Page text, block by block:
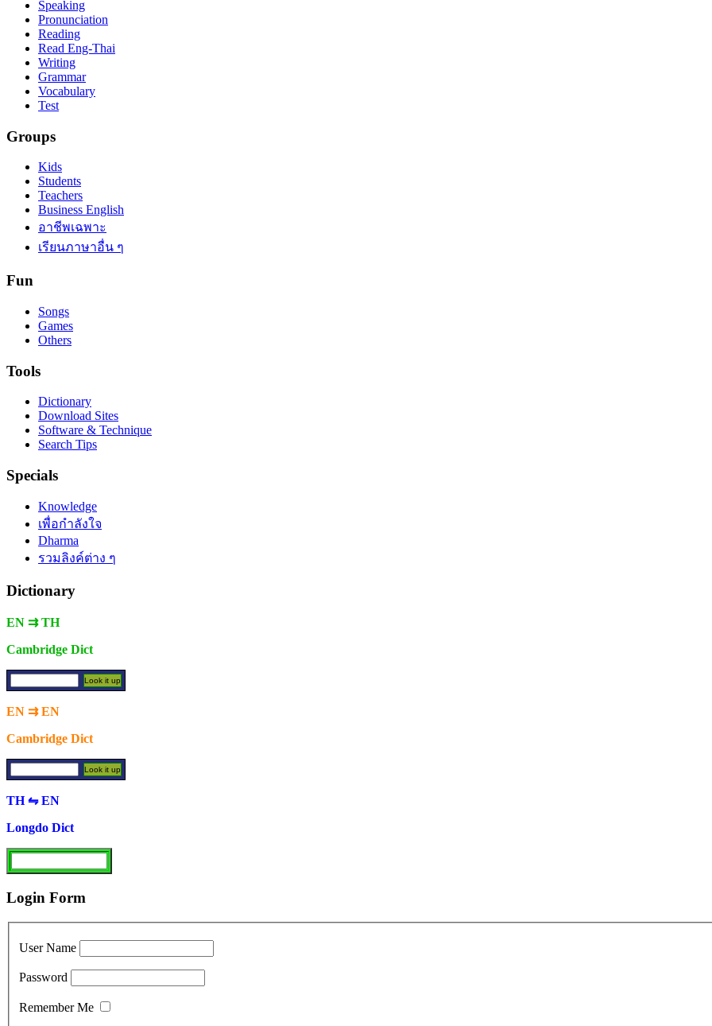
Speaking
Pronunciation
Reading
Read Eng-Thai
Writing
Grammar
Vocabulary
Test
Groups
Kids
Students
Teachers
Business English
อาชีพเฉพาะ
เรียนภาษาอื่น ๆ
Fun
Songs
Games
Others
Tools
Dictionary
Download Sites
Software & Technique
Search Tips
Specials
Knowledge
เพื่อกำลังใจ
Dharma
รวมลิงค์ต่าง ๆ
Dictionary
EN ⇉ TH
Cambridge Dict
EN ⇉ EN
Cambridge Dict
TH ⇋ EN
Longdo Dict
Login Form
User Name
Password
Remember Me